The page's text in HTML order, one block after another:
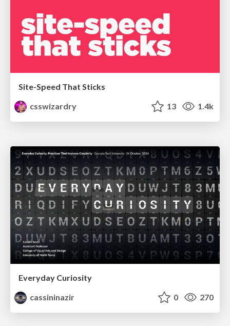
Site-Speed That Sticks
csswizardry
13 1.4k
Everyday Curiosity
cassininazir
0 270